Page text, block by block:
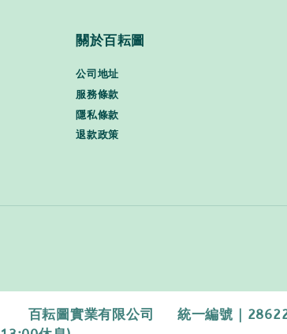
關於百耘圖
公司地址
服務條款
隱私條款
退款政策
百耘圖實業有限公司 統一編號｜